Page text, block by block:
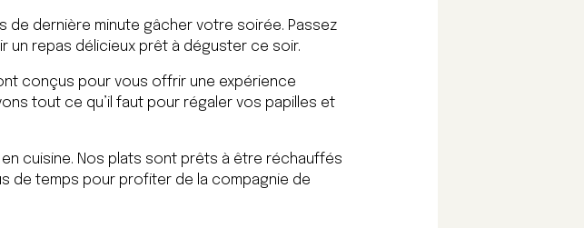
de dernière minute gâcher votre soirée. Passez
un repas délicieux prêt à déguster ce soir.
conçus pour vous offrir une expérience
tout ce qu’il faut pour régaler vos papilles et
cuisine. Nos plats sont prêts à être réchauffés
de temps pour profiter de la compagnie de